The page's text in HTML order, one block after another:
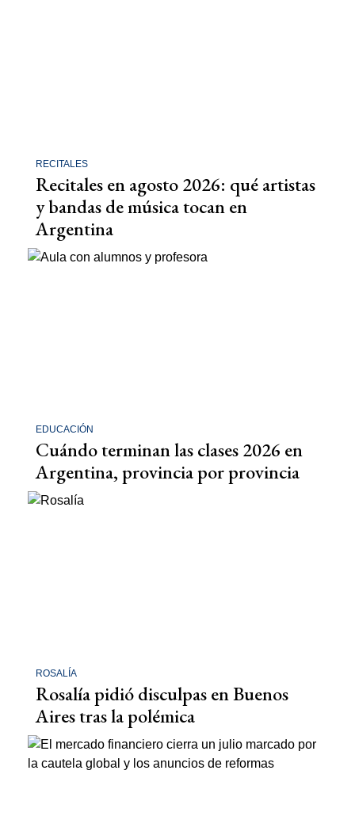
RECITALES
Recitales en agosto 2026: qué artistas
y bandas de música tocan en
Argentina
EDUCACIÓN
Cuándo terminan las clases 2026 en
Argentina, provincia por provincia
ROSALÍA
Rosalía pidió disculpas en Buenos
Aires tras la polémica